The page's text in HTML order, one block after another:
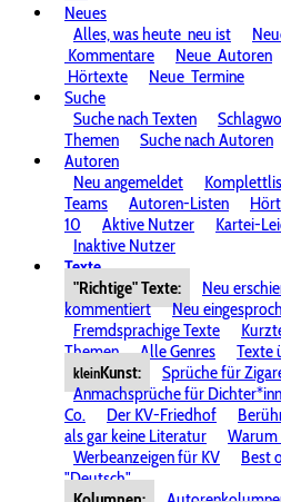
Neues
Alles, was heute neu ist
Kommentare
Neue Autoren
Hörtexte
Neue Termine
Suche
Suche nach Texten
Themen
Suche nach Autoren
Autoren
Neu angemeldet
Teams
Autoren-Listen
10
Aktive Nutzer Kartei-
Inaktive Nutzer
Texte
"Richtige" Texte:
Neu
kommentiert
Neu
Fremdsprachige Texte
Themen
Alle Genres Texte
kleinKunst:
Sprüche für
Anmachsprüche für
Co.
Der KV-Friedhof
als gar keine Literatur
Warum
Werbeanzeigen für KV
Best
"Deutsch"